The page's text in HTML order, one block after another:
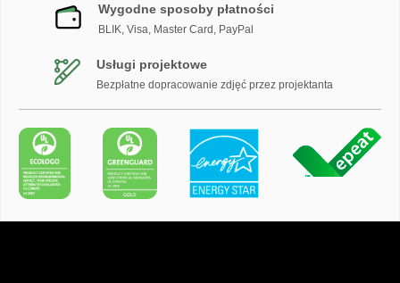
Wygodne sposoby płatności
BLIK, Visa, Master Card, PayPal
Usługi projektowe
Bezpłatne dopracowanie zdjęć przez projektanta